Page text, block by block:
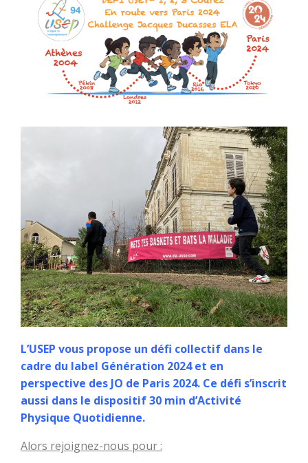
L’USEP vous propose un défi collectif dans le
cadre du label Génération 2024 et en
perspective des JO de Paris 2024. Ce défi s’inscrit
aussi dans le dispositif 30 min d’Activité
Physique Quotidienne.
Alors rejoignez-nous pour :